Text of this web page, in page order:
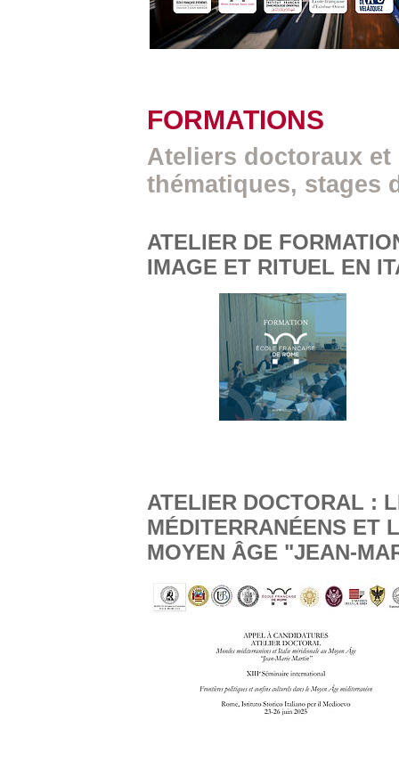
FORMATIONS
Ateliers doctoraux et
thématiques, stages
ATELIER DE
IMAGE ET RITUEL EN
ATELIER DOCTORAL :
MÉDITERRANÉENS ET
MOYEN ÂGE "JEAN-